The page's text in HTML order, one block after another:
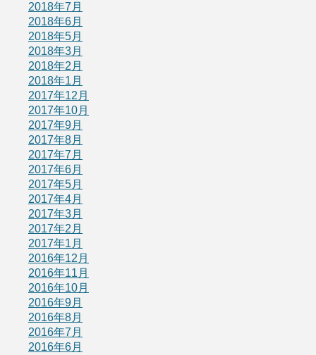
2018年7月
2018年6月
2018年5月
2018年3月
2018年2月
2018年1月
2017年12月
2017年10月
2017年9月
2017年8月
2017年7月
2017年6月
2017年5月
2017年4月
2017年3月
2017年2月
2017年1月
2016年12月
2016年11月
2016年10月
2016年9月
2016年8月
2016年7月
2016年6月